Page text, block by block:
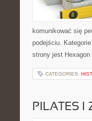
komunikować się
podejściu.
strony jest
CATEGORIES:
PILATES I